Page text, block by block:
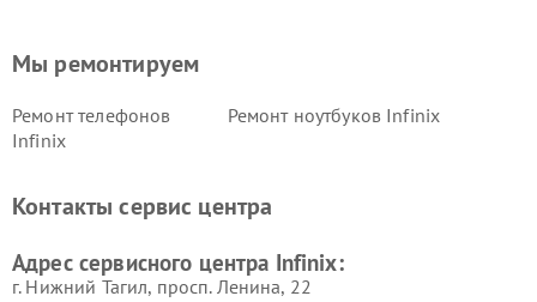
Мы ремонтируем
Ремонт телефонов
Infinix
Ремонт ноутбуков Infinix
Контакты сервис центра
Адрес сервисного центра Infinix:
г. Нижний Тагил, просп. Ленина, 22